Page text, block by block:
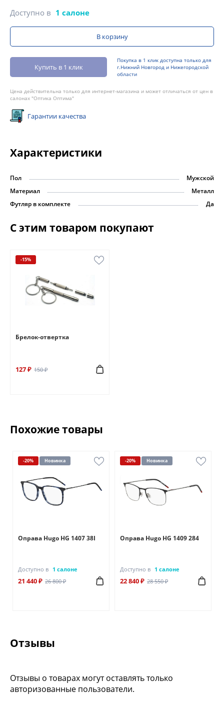
Доступно в 1 салоне
В корзину
Купить в 1 клик
Покупка в 1 клик доступна только для
г.Нижний Новгород и Нижегородской
области
Цена действительна только для интернет-магазина и может отличаться от цен в
салонах "Оптика Оптима"
Гарантии качества
Характеристики
Пол
Мужской
Материал
Металл
Футляр в комплекте
Да
С этим товаром покупают
-15%
Брелок-отвертка
127 ₽ 150 ₽
Похожие товары
-20% Новинка
Оправа Hugo HG 1407 38I
Доступно в 1 салоне
21 440 ₽ 26 800 ₽
-20% Новинка
Оправа Hugo HG 1409 284
Доступно в 1 салоне
22 840 ₽ 28 550 ₽
Отзывы
Отзывы о товарах могут оставлять только
авторизованные пользователи.